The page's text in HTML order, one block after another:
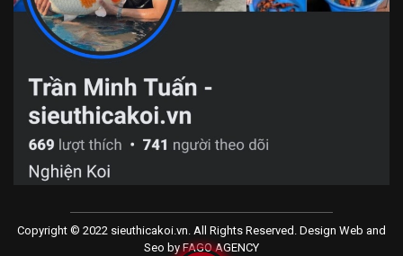
Copyright © 2022 sieuthicakoi.vn. All Rights Reserved. Design Web and
Seo byFAGO AGENCY